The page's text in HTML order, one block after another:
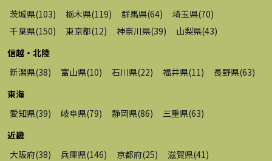
茨城県(103) 栃木県(119) 群馬県(64) 埼玉県(70)
千葉県(150) 東京都(12) 神奈川県(39) 山梨県(43)
信越・北陸
新潟県(38) 富山県(10) 石川県(22) 福井県(11 ) 長野県(63)
東海
愛知県(39) 岐阜県(79) 静岡県(86) 三重県(63)
近畿
大阪府(38) 兵庫県(146) 京都府(25) 滋賀県(41 )